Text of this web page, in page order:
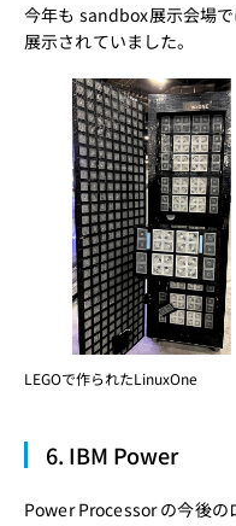
今年も sandbox展示会場
展示されていました。
LEGOで作られたLinuxOne
6. IBM Power
Power Processor の今後